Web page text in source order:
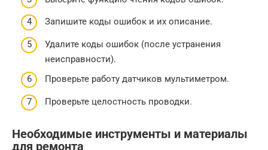
Запишите коды ошибок и их описание.
Удалите коды ошибок (после устранения
неисправности).
Проверьте работу датчиков мультиметром.
Проверьте целостность проводки.
Необходимые инструменты и материалы
для ремонта